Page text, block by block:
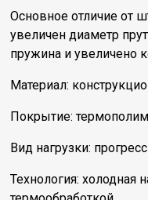
Основное отличие от
увеличен диаметр
пружина и увеличено
Материал:
Покрытие:
Вид нагрузки:
Технология: холодная